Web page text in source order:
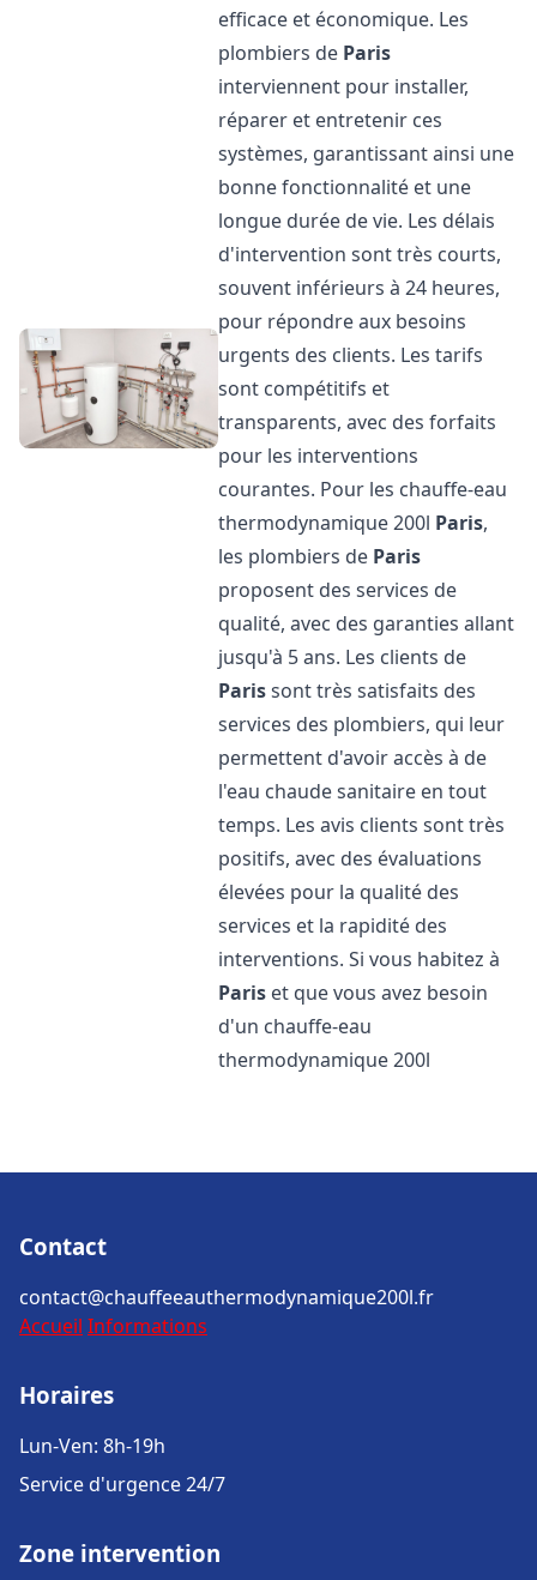
efficace et économique. Les
plombiers de Paris
interviennent pour installer,
réparer et entretenir ces
systèmes, garantissant ainsi une
bonne fonctionnalité et une
longue durée de vie. Les délais
d'intervention sont très courts,
souvent inférieurs à 24 heures,
pour répondre aux besoins
urgents des clients. Les tarifs
sont compétitifs et
transparents, avec des forfaits
pour les interventions
courantes. Pour les chauffe-eau
thermodynamique 200l Paris,
les plombiers de Paris
proposent des services de
qualité, avec des garanties allant
jusqu'à 5 ans. Les clients de
Parissont très satisfaits des
services des plombiers, qui leur
permettent d'avoir accès à de
l'eau chaude sanitaire en tout
temps. Les avis clients sont très
positifs, avec des évaluations
élevées pour la qualité des
services et la rapidité des
interventions. Si vous habitez à
Paris et que vous avez besoin
d'un chauffe-eau
thermodynamique 200l
Contact
contact@chauffeeauthermodynamique200l.fr
Accueil Informations
Horaires
Lun-Ven: 8h-19h
Service d'urgence 24/7
Zone intervention